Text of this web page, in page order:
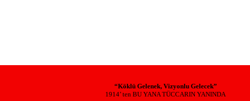
“Köklü Gelenek, Vizyonlu Gelecek”
1914’ ten BU YANA TÜCCARIN YANINDA